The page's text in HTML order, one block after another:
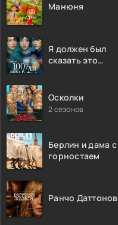
Манюня
Я должен был
сказать это
Осколки
2 сезонов
Берлин и дама с
горностаем
Ранчо Даттонов